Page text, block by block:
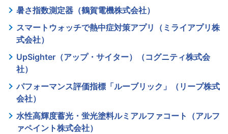
暑さ指数測定器（鶴賀電機株式会社）
スマートウォッチで熱中症対策アプリ（ミライアプリ株
式会社）
UpSighter（アップ・サイター）（コグニティ株式会
社）
パフォーマンス評価指標「ルーブリック」（リープ株式
会社）
水性高輝度蓄光・蛍光塗料ルミアルファコート（アルフ
ァペイント株式会社）